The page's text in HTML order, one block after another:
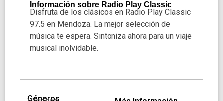
Información sobre Radio Play Classic
Disfruta de los clásicos en Radio Play Classic
97.5 en Mendoza. La mejor selección de
música te espera. Sintoniza ahora para un viaje
musical inolvidable.
Géneros